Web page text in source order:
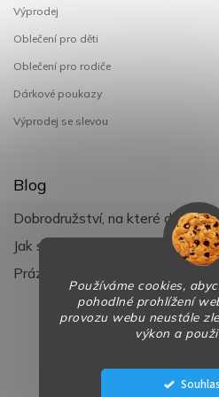
Používáme cookies,
pohodlné prohlížení
provozu webu neustále
výkon a
Výprodej
Oblečení pro děti
Oblečení pro rodiče
Dárkové poukazy
Výprodej se slevou
Blog
Dobrodružství, na které děti
Jak si užít léto s dětmi naplno
Prázdniny klepou na dveře
BaBy-smile.cz.